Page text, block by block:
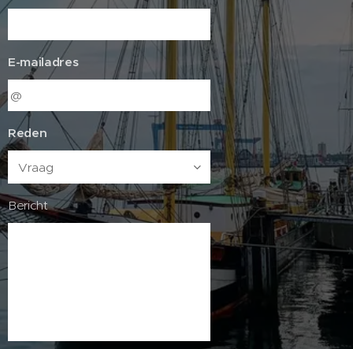
E-mailadres
Reden
Bericht